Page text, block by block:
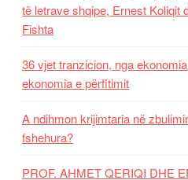
të letrave shqipe, Ernest Koliqit
Fishta
36 vjet tranzicion, nga
ekonomia e përfitimit
A ndihmon krijimtaria në
fshehura?
PROF. AHMET QERIQI DHE